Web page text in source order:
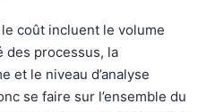
coût incluent le volume
des processus, la
et le niveau d’analyse
se faire sur l’ensemble du